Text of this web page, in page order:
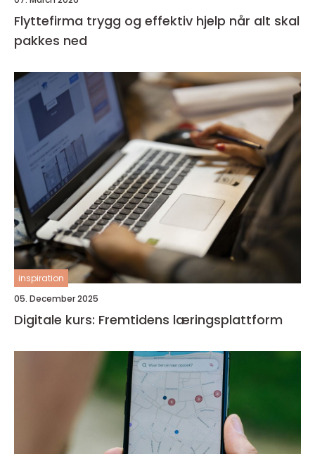
Flyttefirma trygg og effektiv hjelp når alt skal
pakkes ned
inspiration
05. December 2025
Digitale kurs: Fremtidens læringsplattform